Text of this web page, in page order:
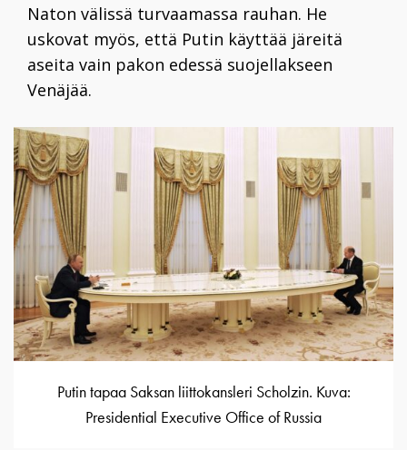
Naton välissä turvaamassa rauhan. He
uskovat myös, että Putin käyttää järeitä
aseita vain pakon edessä suojellakseen
Venäjää.
Putin tapaa Saksan liittokansleri Scholzin. Kuva:
Presidential Executive Office of Russia